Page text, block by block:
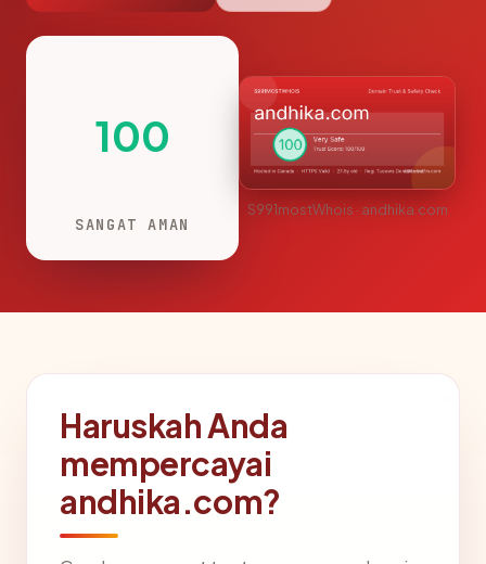
100
SANGAT AMAN
S991mostWhois · andhika.com
Haruskah Anda
mempercayai
andhika.com?